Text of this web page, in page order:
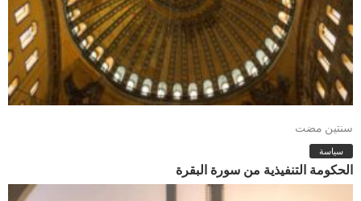
سنتين مضت
سياسة
الحكومة التنفيذية من سورة البقرة